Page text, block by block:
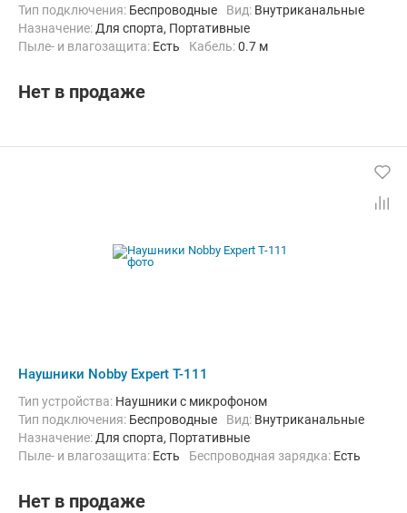
Тип подключения: Беспроводные Вид: Внутриканальные
Назначение: Для спорта, Портативные
Пыле- и влагозащита: Есть кабель:0.7 м
Нет в продаже
Наушники Nobby Expert T-111
Тип устройства: Наушники с микрофоном
Тип подключения: Беспроводные Вид: Внутриканальные
Назначение: Для спорта, Портативные
Пыле- и влагозащита: Есть Беспроводная зарядка: Есть
Нет в продаже